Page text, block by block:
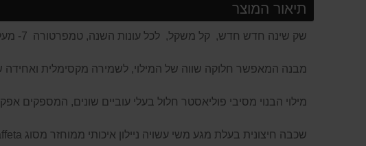
תיאור המוצר
שק שינה חדש חדש, קל משקל, לכל עונות השנה, טמפרטורה 7- מעלות צלזיוס.
מבנה המאפשר חלוקה שווה של המילוי, לשמירה מקסימלית ואחידה
מילוי הבנוי מסיבי פוליאסטר חלול בעלי עוביים שונים, המספקים
שכבה חיצונית בעלת מגע משי עשויה ניילון איכותי ממוחזר מסוג taffeta.